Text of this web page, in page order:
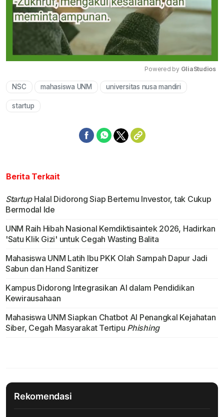
Mute
Powered by GliaStudios
NSC mahasiswa UNM universitas nusa mandiri
startup
Berita Terkait
StartupHalal Didorong Siap Bertemu Investor, tak Cukup
Bermodal Ide
UNM Raih Hibah Nasional Kemdiktisaintek 2026, Hadirkan
'Satu Klik Gizi' untuk Cegah Wasting Balita
Mahasiswa UNM Latih Ibu PKK Olah Sampah Dapur Jadi
Sabun dan Hand Sanitizer
Kampus Didorong Integrasikan AI dalam Pendidikan
Kewirausahaan
Mahasiswa UNM Siapkan Chatbot AI Penangkal Kejahatan
Siber, Cegah Masyarakat Tertipu Phishing
Rekomendasi